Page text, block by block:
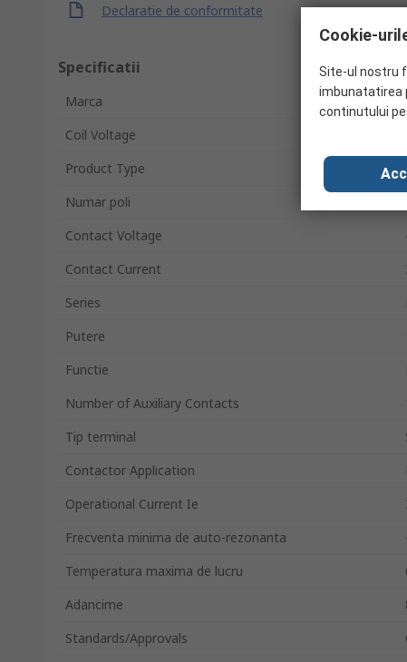
Declaratie de conformitate
Specificatii
Marca
Coil Voltage
Product Type
Numar poli
Contact Voltage
Contact Current
Series
Putere
Functie
Number of Auxiliary Contacts
Tip terminal
Contactor Application
Operational Current Ie
Frecventa minima de auto-rezonanta
Temperatura maxima de lucru
Adancime
Standards/Approvals
Cookie-
Site-ul nostru
imbunatatirea
continutului